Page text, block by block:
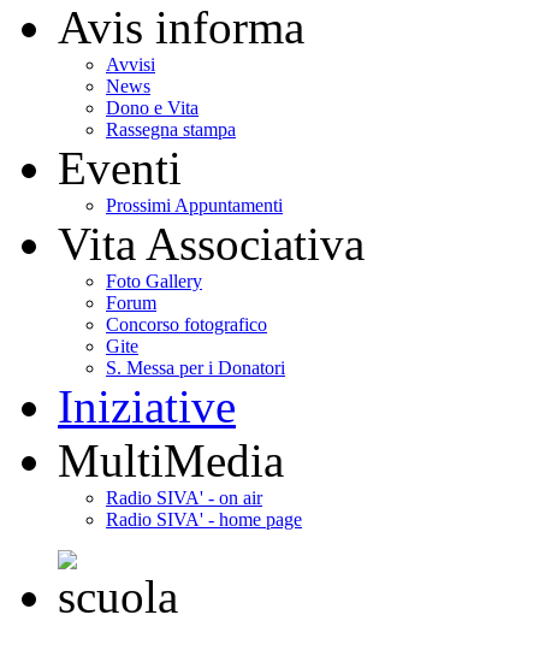
Avis informa
Avvisi
News
Dono e Vita
Rassegna stampa
Eventi
Prossimi Appuntamenti
Vita Associativa
Foto Gallery
Forum
Concorso fotografico
Gite
S. Messa per i Donatori
Iniziative
MultiMedia
Radio SIVA' - on air
Radio SIVA' - home page